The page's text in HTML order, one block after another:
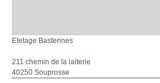
Etetage Bastennes
211 chemin de la laiterie
40250 Souprosse